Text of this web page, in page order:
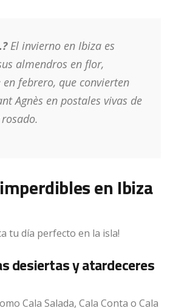
El invierno en Ibiza es
almendros en flor,
en febrero, que convierten
Agnès en postales vivas de
en Ibiza
tu día perfecto en la isla!
desiertas y atardeceres
Cala Salada, Cala Conta o Cala